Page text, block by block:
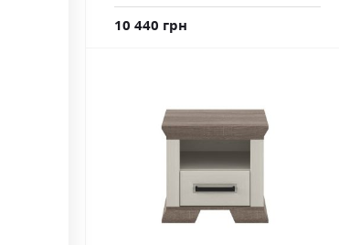
10 440 грн